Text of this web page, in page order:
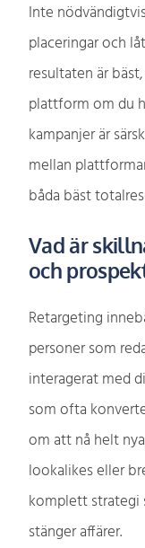
Inte
placeringar och
resultaten är
plattform om du
kampanjer är
mellan
båda bäst
Vad är
och
Retargeting
personer som
interagerat med
som ofta
om att nå helt
lookalikes eller
komplett strategi
stänger affärer.